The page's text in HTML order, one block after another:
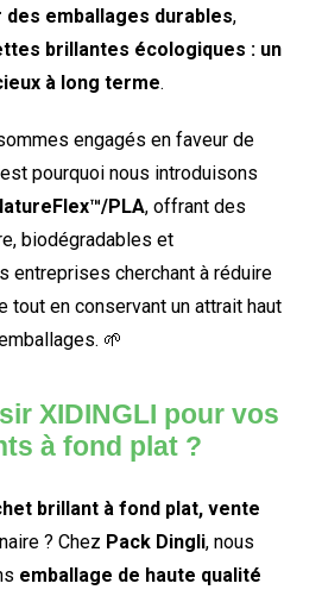
emballages durables,
brillantes écologiques : un
à long terme.
engagés en faveur de
pourquoi nous introduisons
PLA, offrant des
biodégradables et
entreprises cherchant à réduire
tout en conservant un attrait haut
🌱
XIDINGLI pour vos
à fond plat ?
brillant à fond plat, vente
? Chez Pack Dingli, nous
emballage de haute qualité